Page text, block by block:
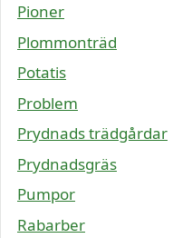
Pioner
Plommonträd
Potatis
Problem
Prydnads trädgårdar
Prydnadsgräs
Pumpor
Rabarber